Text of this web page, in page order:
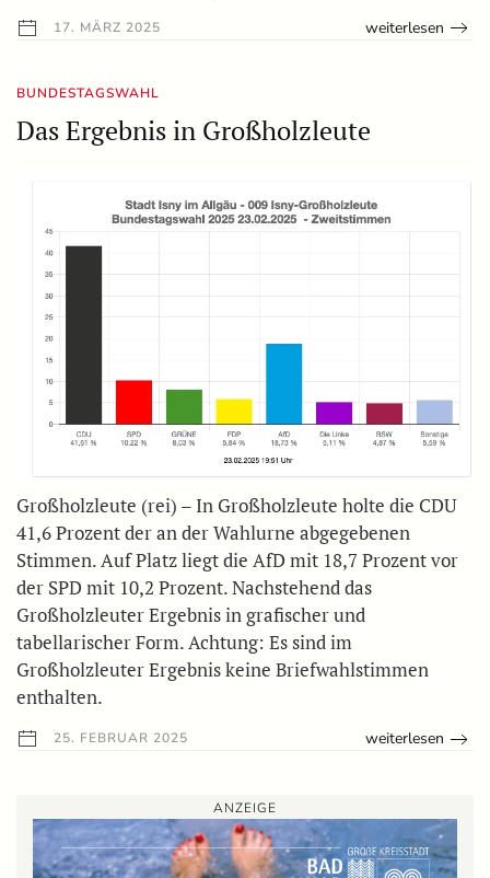
17. MÄRZ 2025 weiterlesen
BUNDESTAGSWAHL
Das Ergebnis in Großholzleute
Großholzleute (rei) – In Großholzleute holte die CDU
41,6 Prozent der an der Wahlurne abgegebenen
Stimmen. Auf Platz liegt die AfD mit 18,7 Prozent vor
der SPD mit 10,2 Prozent. Nachstehend das
Großholzleuter Ergebnis in grafischer und
tabellarischer Form. Achtung: Es sind im
Großholzleuter Ergebnis keine Briefwahlstimmen
enthalten.
25. FEBRUAR 2025 weiterlesen
ANZEIGE